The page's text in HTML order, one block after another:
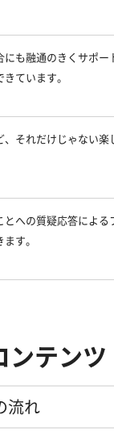
にも融通のきくサポー
ています。
、それだけじゃない楽
とへの質疑応答による
す。
ンテンツ
流れ